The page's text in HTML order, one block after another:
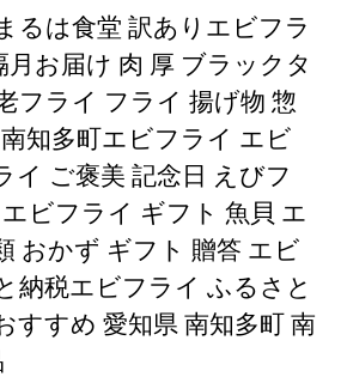
るは食堂 訳ありエビフラ
月お届け 肉 厚 ブラックタ
フライ フライ 揚げ物 惣
知多町エビフライ エビ
イ ご褒美 記念日 えびフ
ビフライ ギフト 魚貝 エ
おかず ギフト 贈答 エビ
納税エビフライ ふるさと
すすめ 愛知県 南知多町 南